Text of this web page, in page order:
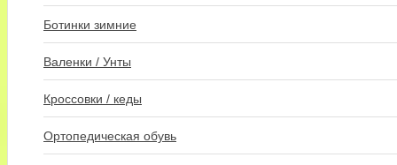
Ботинки зимние
Валенки / Унты
Кроссовки / кеды
Ортопедическая обувь